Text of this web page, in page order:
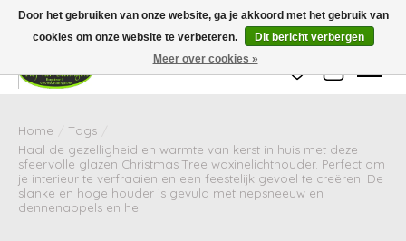
Wij zijn gesloten van 24 december tot en met 25 januari. Houd er rekening mee
dat de levertijd van uw bestelling in deze periode langer kan zijn dan
gebruikelijk.
Verlanglijst
Home Tags
Haal de gezelligheid en warmte van kerst in huis met deze
sfeervolle glazen Christmas Tree waxinelichthouder. Perfect om
je interieur te verfraaien en een feestelijk gevoel te creëren. De
slanke en hoge houder is gevuld met nepsneeuw en
dennenappels en he
Door het gebruiken van onze website, ga je akkoord met het gebruik van
cookies om onze website te verbeteren.
Dit bericht verbergen
Meer over cookies »